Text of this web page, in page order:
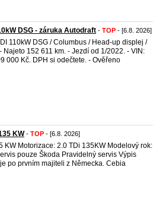
DSG - záruka Autodraft - TOP - [6.8. 2026]
110kW DSG / Columbus / Head-up displej /
152 611 km. - Jezdí od 1/2022. - VIN:
000 Kč. DPH si odečtete. - Ověřeno
KW- TOP - [6.8. 2026]
KW Motorizace: 2.0 TDi 135KW Modelový rok:
pouze Škoda Pravidelný servis Výpis
po prvním majiteli z Německa. Cebia